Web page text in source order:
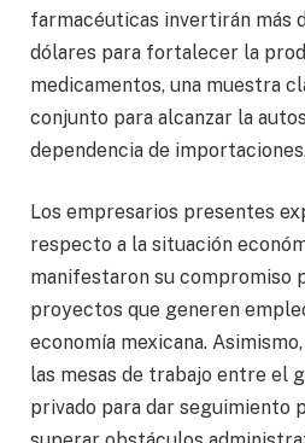
farmacéuticas invertirán más
dólares para fortalecer la
medicamentos, una muestra
conjunto para alcanzar la
dependencia de
Los empresarios presentes
respecto a la situación
manifestaron su compromiso
proyectos que generen
economía mexicana.
las mesas de trabajo entre el
privado para dar seguimiento